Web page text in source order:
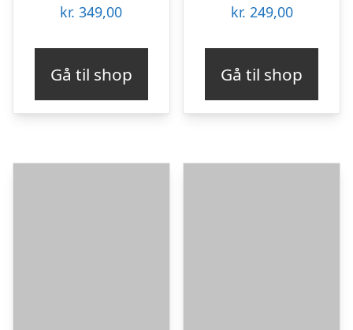
kr. 349,00
Gå til shop
kr. 249,00
Gå til shop